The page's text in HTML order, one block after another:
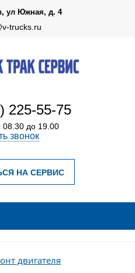
ул Южная, д. 4
trucks.ru
225-55-75
08.30 до 19.00
звонок
НА СЕРВИС
двигателя